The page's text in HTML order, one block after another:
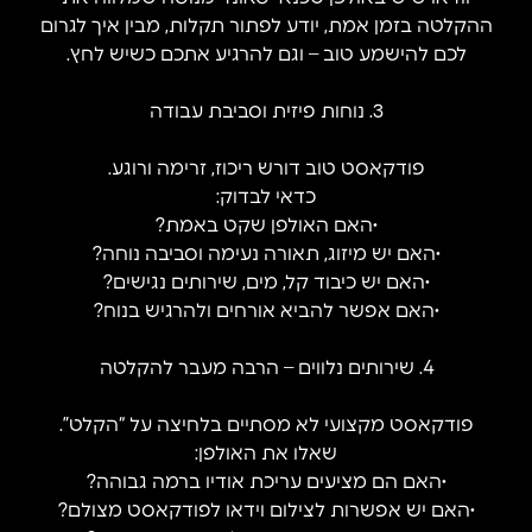
ההקלטה בזמן אמת, יודע לפתור תקלות, מבין איך לגרום
לכם להישמע טוב – וגם להרגיע אתכם כשיש לחץ.
3. נוחות פיזית וסביבת עבודה
פודקאסט טוב דורש ריכוז, זרימה ורוגע.
כדאי לבדוק:
•האם האולפן שקט באמת?
•האם יש מיזוג, תאורה נעימה וסביבה נוחה?
•האם יש כיבוד קל, מים, שירותים נגישים?
•האם אפשר להביא אורחים ולהרגיש בנוח?
4. שירותים נלווים – הרבה מעבר להקלטה
פודקאסט מקצועי לא מסתיים בלחיצה על “הקלט”.
שאלו את האולפן:
•האם הם מציעים עריכת אודיו ברמה גבוהה?
•האם יש אפשרות לצילום וידאו לפודקאסט מצולם?